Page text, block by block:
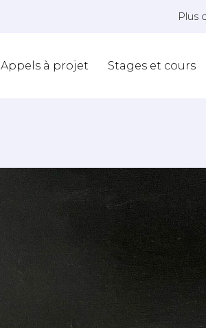
Plus
Appels à projet Stages et cours